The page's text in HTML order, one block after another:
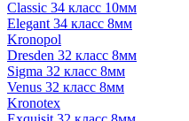
Classic 34 класс 10мм
Elegant 34 класс 8мм
Kronopol
Dresden 32 класс 8мм
Sigma 32 класс 8мм
Venus 32 класс 8мм
Kronotex